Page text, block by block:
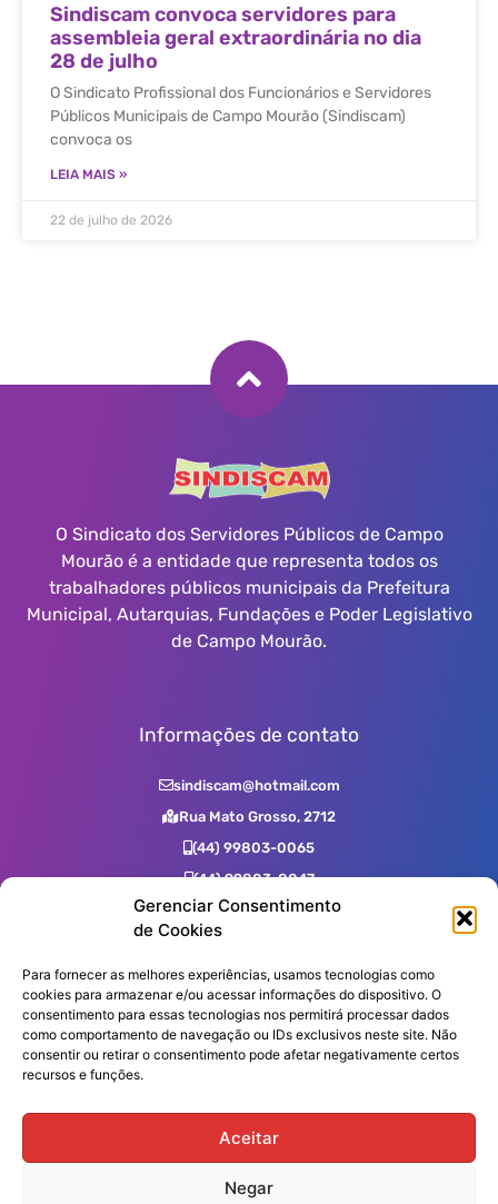
Gerenciar Consentimento
de Cookies
Para fornecer as melhores experiências, usamos tecnologias como
cookies para armazenar e/ou acessar informações do dispositivo. O
consentimento para essas tecnologias nos permitirá processar dados
como comportamento de navegação ou IDs exclusivos neste site. Não
consentir ou retirar o consentimento pode afetar negativamente certos
recursos e funções.
Aceitar
Negar
Sindiscam convoca servidores para
assembleia geral extraordinária no dia
28 de julho
O Sindicato Profissional dos Funcionários e Servidores
Públicos Municipais de Campo Mourão (Sindiscam)
convoca os
LEIA MAIS »
22 de julho de 2026
O Sindicato dos Servidores Públicos de Campo
Mourão é a entidade que representa todos os
trabalhadores públicos municipais da Prefeitura
Municipal, Autarquias, Fundações e Poder Legislativo
de Campo Mourão.
Informações de contato
sindiscam@hotmail.com
Rua Mato Grosso, 2712
(44) 99803-0065
(44) 99803-0047
(44) 99731-0400
(44) 3523-2725
(44) 3523-7539
Assine nossa Newsletter!
Enviar